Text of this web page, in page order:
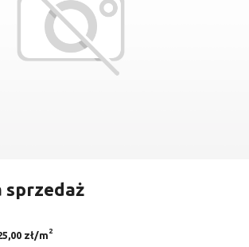
© OpenMapTiles
sprzedaż
zł/m2